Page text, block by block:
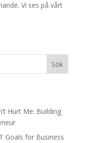
Vi ses på vårt
Sök
Hurt Me: Building
Goals for Business